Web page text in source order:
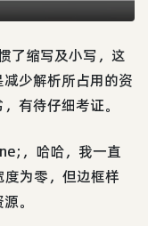
了缩写及小写，这
少解析所占用的资
有待仔细考证。
，哈哈，我一直
为零，但边框样
。